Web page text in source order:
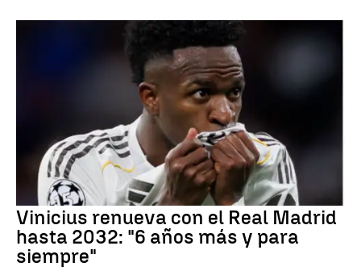
Vinicius renueva con el Real Madrid
hasta 2032: "6 años más y para
siempre"